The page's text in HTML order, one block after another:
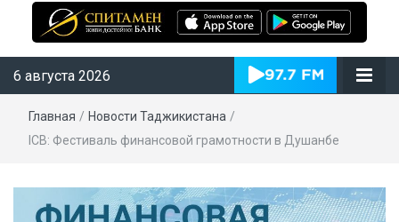
6 августа 2026
Главная / Новости Таджикистана /
ICB: Фестиваль финансовой грамотности в Душанбе